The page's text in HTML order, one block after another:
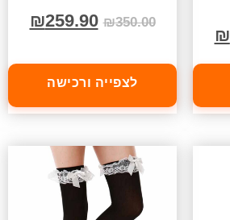
₪
₪350.00
₪259.90
לצפייה ורכישה